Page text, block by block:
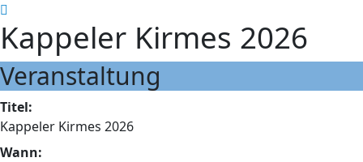
Kappeler Kirmes 2026
Veranstaltung
Titel:
Kappeler Kirmes 2026
Wann: